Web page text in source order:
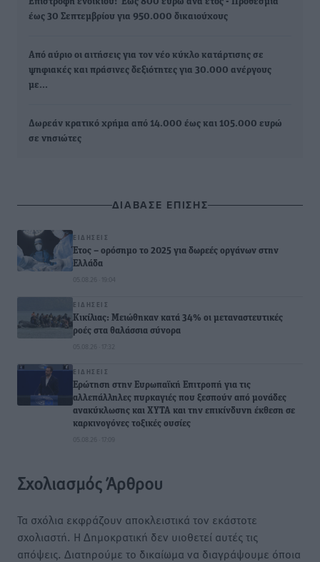
έως 30 Σεπτεμβρίου για 950.000 δικαιούχους
Από αύριο οι αιτήσεις για τον νέο κύκλο κατάρτισης σε
ψηφιακές και πράσινες δεξιότητες για 30.000 ανέργους
με…
Δωρεάν κρατικό χρήμα από 14.000 έως και 105.000 ευρώ
σε νησιώτες
ΔΙΑΒΑΣΕ ΕΠΙΣΗΣ
ΕΙΔΉΣΕΙΣ
Έτος – ορόσημο το 2025 για δωρεές οργάνων στην
Ελλάδα
05.08.26 · 19:04
ΕΙΔΉΣΕΙΣ
Κικίλιας: Μειώθηκαν κατά 34% οι μεταναστευτικές
ροές στα θαλάσσια σύνορα
05.08.26 · 17:32
ΕΙΔΉΣΕΙΣ
Ερώτηση στην Ευρωπαϊκή Επιτροπή για τις
αλλεπάλληλες πυρκαγιές που ξεσπούν από μονάδες
ανακύκλωσης και ΧΥΤΑ και την επικίνδυνη έκθεση σε
καρκινογόνες τοξικές ουσίες
05.08.26 · 17:09
Σχολιασμός Άρθρου
Τα σχόλια εκφράζουν αποκλειστικά τον εκάστοτε
σχολιαστή. Η Δημοκρατική δεν υιοθετεί αυτές τις
απόψεις. Διατηρούμε το δικαίωμα να διαγράψουμε όποια